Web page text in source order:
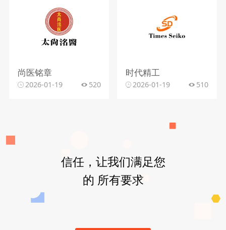
尚医铭章
2026-01-19 520
时代精工
2026-01-19 510
信任，让我们满足您
的 所有要求